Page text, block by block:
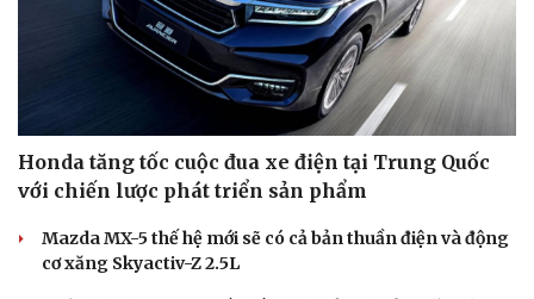
Honda tăng tốc cuộc đua xe điện tại Trung Quốc
với chiến lược phát triển sản phẩm
Mazda MX-5 thế hệ mới sẽ có cả bản thuần điện và động
cơ xăng Skyactiv-Z 2.5L